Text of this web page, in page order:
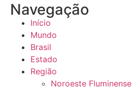
Navegação
Início
Mundo
Brasil
Estado
Região
Noroeste Fluminense